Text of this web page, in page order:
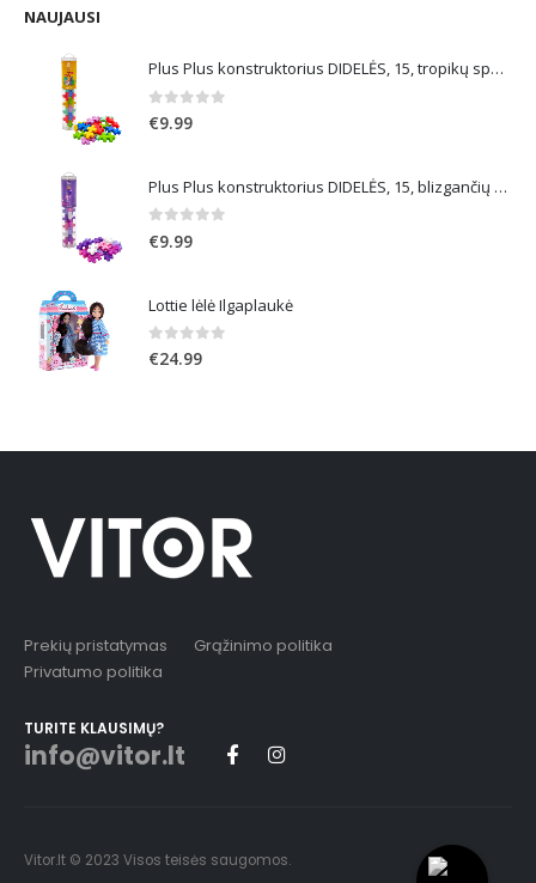
NAUJAUSI
Plus Plus konstruktorius DIDELĖS, 15, tropikų spalvos
0 out of 5
€9.99
Plus Plus konstruktorius DIDELĖS, 15, blizgančių spalvų
0 out of 5
€9.99
Lottie lėlė Ilgaplaukė
0out of 5
€24.99
Prekių pristatymas
Grąžinimo politika
Privatumo politika
TURITE KLAUSIMŲ?
info@vitor.lt
Vitor.lt © 2023 Visos teisės saugomos.